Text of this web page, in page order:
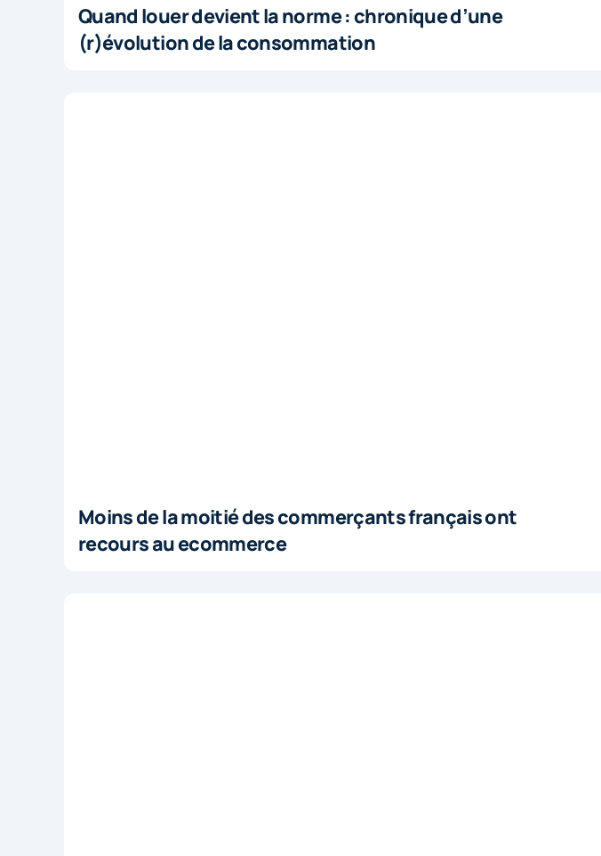
Quand louer devient la norme : chronique d’une
(r)évolution de la consommation
Moins de la moitié des commerçants français ont
recours au ecommerce